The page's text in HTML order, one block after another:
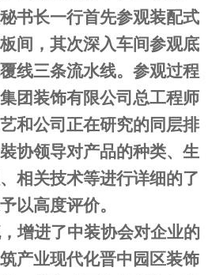
书长一行首先参观装配式
间，其次深入车间参观底
线三条流水线。参观过程
团装饰有限公司总工程师
和公司正在研究的同层排
协领导对产品的种类、生
相关技术等进行详细的了
以高度评价。
增进了中装协会对企业的
产业现代化晋中园区装饰